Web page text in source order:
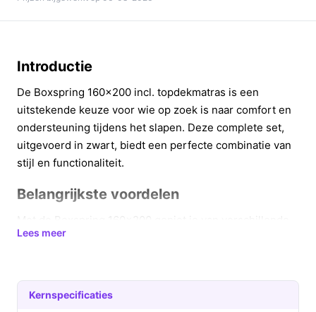
Introductie
De Boxspring 160x200 incl. topdekmatras is een
uitstekende keuze voor wie op zoek is naar comfort en
ondersteuning tijdens het slapen. Deze complete set,
uitgevoerd in zwart, biedt een perfecte combinatie van
stijl en functionaliteit.
Belangrijkste voordelen
voordelen die bijdragen aan een goede nachtrust:
met 330 veren per m² past zich aan de contouren
van je lichaam aan voor een goede nachtrust.
Lees meer
Kernspecificaties